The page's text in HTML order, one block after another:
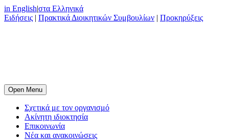
in English|στα Ελληνικά
Ειδήσεις | Πρακτικά Διοικητικών Συμβουλίων | Προκηρύξεις
Open Menu
Σχετικά με τον οργανισμό
Ακίνητη ιδιοκτησία
Επικοινωνία
Νέα και ανακοινώσεις